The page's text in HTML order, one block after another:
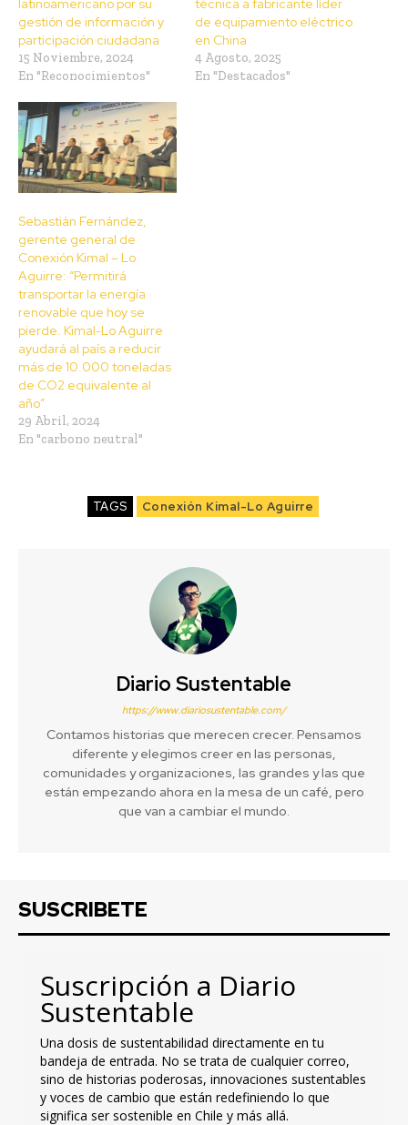
latinoamericano por su
gestión de información y
participación ciudadana
15 Noviembre, 2024
En "Reconocimientos"
técnica a fabricante líder
de equipamiento eléctrico
en China
4 Agosto, 2025
En "Destacados"
Sebastián Fernández,
gerente general de
Conexión Kimal – Lo
Aguirre: “Permitirá
transportar la energía
renovable que hoy se
pierde. Kimal-Lo Aguirre
ayudará al país a reducir
más de 10.000 toneladas
de CO2 equivalente al
año”
29 Abril, 2024
En "carbono neutral"
TAGS Conexión Kimal-Lo Aguirre
Diario Sustentable
https://www.diariosustentable.com/
Contamos historias que merecen crecer. Pensamos
diferente y elegimos creer en las personas,
comunidades y organizaciones, las grandes y las que
están empezando ahora en la mesa de un café, pero
que van a cambiar el mundo.
SUSCRIBETE
Suscripción a Diario
Sustentable
Una dosis de sustentabilidad directamente en tu
bandeja de entrada. No se trata de cualquier correo,
sino de historias poderosas, innovaciones sustentables
y voces de cambio que están redefiniendo lo que
significa ser sostenible en Chile y más allá.